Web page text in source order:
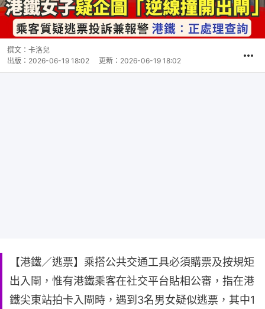
撰文： 卡洛兒
出版： 2026-06-19 18:02 更新： 2026-06-19 18:02
【港鐵／逃票】乘搭公共交通工具必須購票及按規矩
出入閘，惟有港鐵乘客在社交平台貼相公審，指在港
鐵尖東站拍卡入閘時，遇到3名男女疑似逃票，其中1